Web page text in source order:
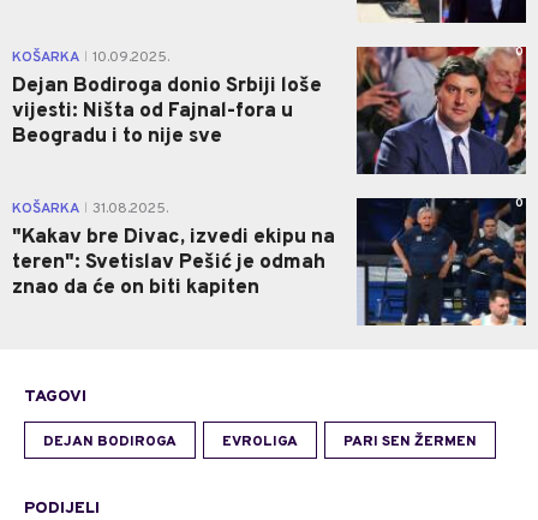
KOŠARKA 10.09.2025.
Dejan Bodiroga donio Srbiji loše
vijesti: Ništa od Fajnal-fora u
Beogradu i to nije sve
0
KOŠARKA 31.08.2025.
"Kakav bre Divac, izvedi ekipu na
teren": Svetislav Pešić je odmah
znao da će on biti kapiten
0
TAGOVI
DEJAN BODIROGA EVROLIGA PARI SEN ŽERMEN
PODIJELI